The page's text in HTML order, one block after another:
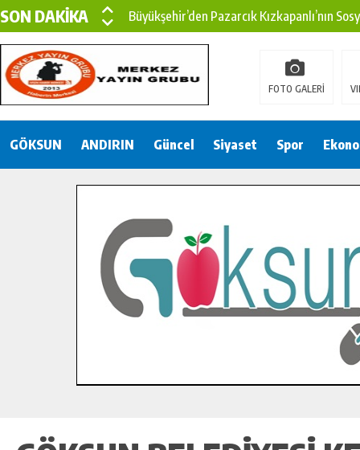
SON DAKİKA
Büyükşehir’den Pazarcık Kızkapanlı’nın
Büyükşehir’den Pazarcık Kırsalına Modern
Çin’den KSÜ’ye Uluslararası Başarı:
Gençler Pusula Maraş Kampında Yeni
İlçe Jandarma Komutanı Karakaya’dan
Bertiz’in Yeni Köprüsünde Sona Doğru.
FOTO GALERİ
GÖKSUN ANDIRIN Güncel Siyaset Spor